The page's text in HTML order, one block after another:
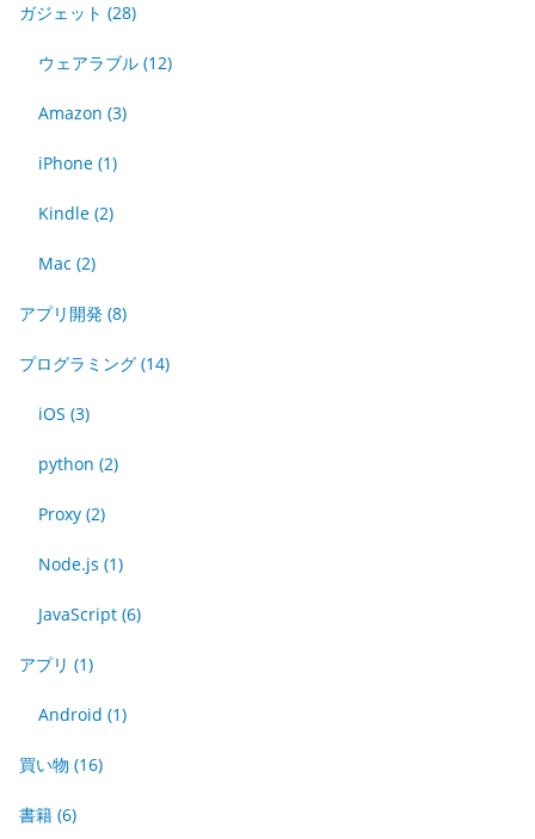
ガジェット (28)
ウェアラブル (12)
Amazon (3)
iPhone (1)
Kindle (2)
Mac (2)
アプリ開発 (8)
プログラミング (14)
iOS (3)
python (2)
Proxy (2)
Node.js (1)
JavaScript (6)
アプリ (1)
Android (1)
買い物 (16)
書籍 (6)